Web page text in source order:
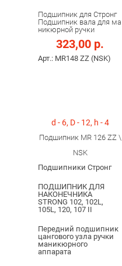
Подшипник для Стронг
Подшипник вала для ма
никюрной ручки
323,00 р.
Арт.: MR148 ZZ (NSK)
d - 6, D - 12, h - 4
Подшипник MR 126 ZZ \
NSK
Подшипники Стронг
ПОДШИПНИК ДЛЯ
НАКОНЕЧНИКА
STRONG 102, 102L,
105L, 120, 107 II
Передний подшипник
цангового узла ручки
маникюрного
аппарата